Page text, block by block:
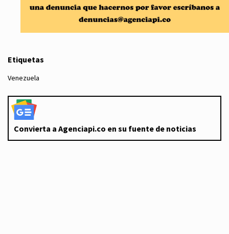
Etiquetas
Venezuela
Convierta a Agenciapi.co en su fuente de noticias